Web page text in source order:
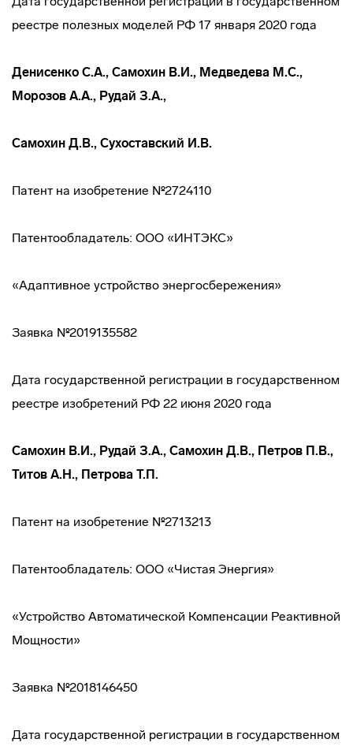
реестре полезных моделей РФ 17 января 2020 года
Денисенко С.А., Самохин В.И., Медведева М.С.,
Морозов А.А., Рудай З.А.,
Самохин Д.В., Сухоставский И.В.
Патент на изобретение №2724110
Патентообладатель: ООО «ИНТЭКС»
«Адаптивное устройство энергосбережения»
Заявка №2019135582
Дата государственной регистрации в государственном
реестре изобретений РФ 22 июня 2020 года
Самохин В.И., Рудай З.А., Самохин Д.В., Петров П.В.,
Титов А.Н., Петрова Т.П.
Патент на изобретение №2713213
Патентообладатель: ООО «Чистая Энергия»
«Устройство Автоматической Компенсации Реактивной
Мощности»
Заявка №2018146450
Дата государственной регистрации в государственном